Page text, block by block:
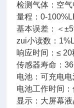
检测气体：空气
量程：0-
基本误差：＜
zui小读数：
响应时间：≤ 20
传感器寿命：36
电池：可充电电
电池工作时间
显示：大屏幕